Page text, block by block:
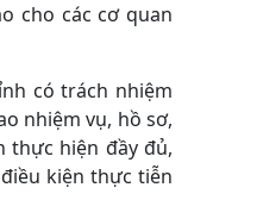
cho các cơ quan
có trách nhiệm
nhiệm vụ, hồ sơ,
thực hiện đầy đủ,
kiện thực tiễn